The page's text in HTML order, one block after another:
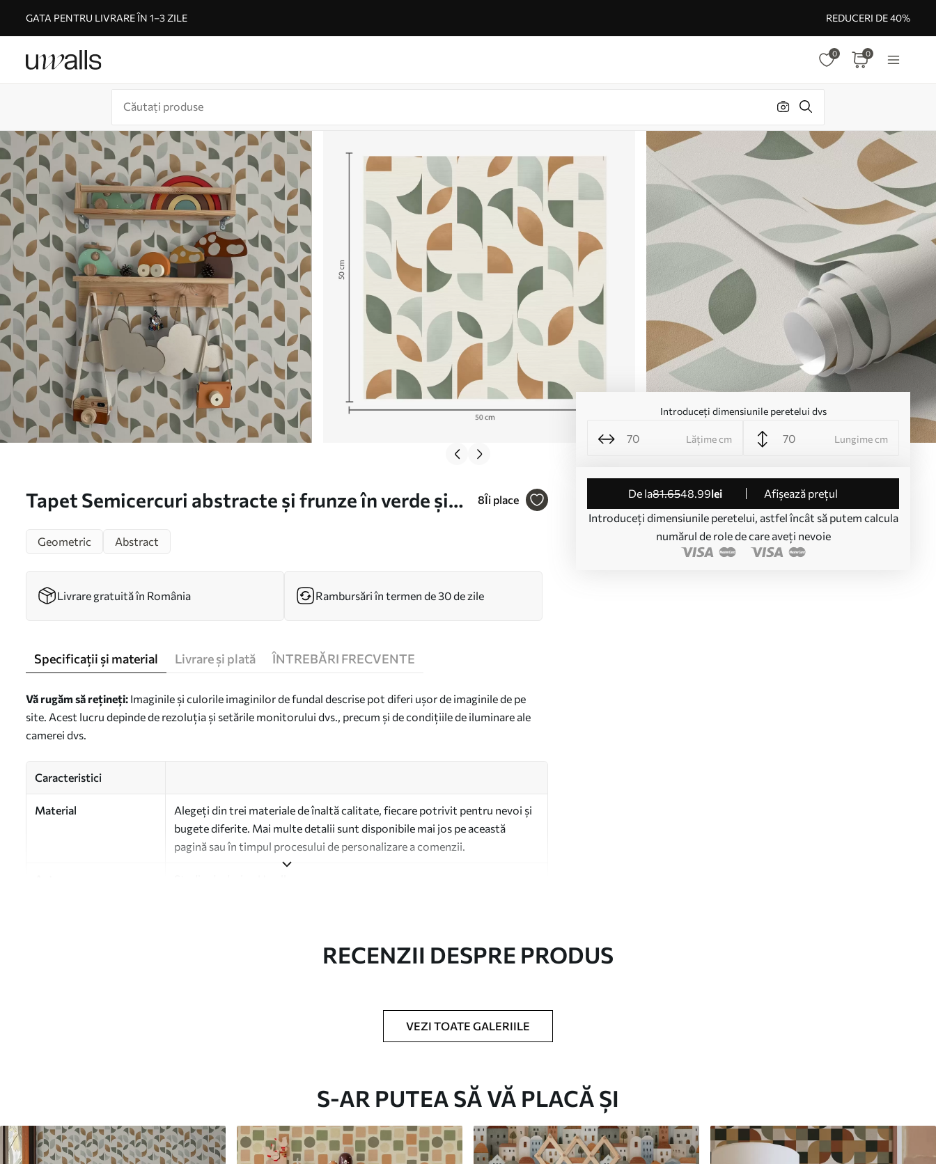
GATA PENTRU LIVRARE ÎN 1–3 ZILE REDUCERI DE 40%
0 0
Tapet Semicercuri abstracte și frunze în verde și
8Îi place
Introduceți dimensiunile peretelui dvs
Lățime cm Lungime cm
de la81.6548.99lei
Afișează prețul
Introduceți dimensiunile peretelui, astfel încât să putem calcula
numărul de role de care aveți nevoie
Geometric Abstract
Livrare gratuită în România Rambursări în termen de 30 de zile
Specificații și material Livrare și plată ÎNTREBĂRI FRECVENTE
Vă rugăm să rețineți: Imaginile și culorile imaginilor de fundal descrise pot diferi ușor de imaginile de pe
site. Acest lucru depinde de rezoluția și setările monitorului dvs., precum și de condițiile de iluminare ale
camerei dvs.
Caracteristici
Material
Alegeți din trei materiale de înaltă calitate, fiecare potrivit pentru nevoi și
bugete diferite. Mai multe detalii sunt disponibile mai jos pe această
pagină sau în timpul procesului de personalizare a comenzii.
Disponibil cu strat de lac și/sau adeziv pentru tapet.
Se poate curăța ușor cu un burete moale. Fototapetul cu strat de lac
Materiale disponibile
RECENZII DESPRE PRODUS
VEZI TOATE GALERIILE
S-AR PUTEA SĂ VĂ PLACĂ ȘI